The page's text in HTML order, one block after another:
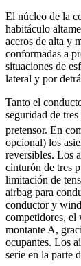
El núcleo de la
habitáculo
aceros de alta y
conformadas a
situaciones de
lateral y por
Tanto el
seguridad de
pretensor. En
opcional) los
reversibles. Los
cinturón de tres
limitación de
airbag para
conductor y
competidores,
montante A,
ocupantes. Los
serie en la parte